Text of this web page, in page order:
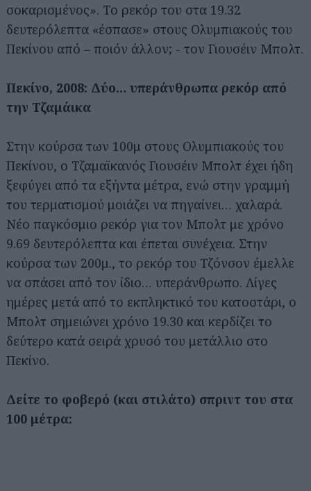
σοκαρισμένος». Το ρεκόρ του στα 19.32
δευτερόλεπτα «έσπασε» στους Ολυμπιακούς του
Πεκίνου από – ποιόν άλλον; - τον Γιουσέιν Μπολτ.
Πεκίνο, 2008: Δύο… υπεράνθρωπα ρεκόρ από
την Τζαμάικα
Στην κούρσα των 100μ στους Ολυμπιακούς του
Πεκίνου, ο Τζαμαϊκανός Γιουσέιν Μπολτ έχει ήδη
ξεφύγει από τα εξήντα μέτρα, ενώ στην γραμμή
του τερματισμού μοιάζει να πηγαίνει… χαλαρά.
Νέο παγκόσμιο ρεκόρ για τον Μπολτ με χρόνο
9.69 δευτερόλεπτα και έπεται συνέχεια. Στην
κούρσα των 200μ., το ρεκόρ του Τζόνσον έμελλε
να σπάσει από τον ίδιο… υπεράνθρωπο. Λίγες
ημέρες μετά από το εκπληκτικό του κατοστάρι, ο
Μπολτ σημειώνει χρόνο 19.30 και κερδίζει το
δεύτερο κατά σειρά χρυσό του μετάλλιο στο
Πεκίνο.
Δείτε το φοβερό (και στιλάτο) σπριντ του στα
100 μέτρα:
για...